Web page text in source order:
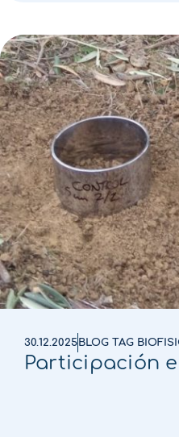
30.12.2025BLOG TAG
Participación